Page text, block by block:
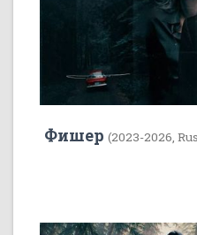
Фишер (2023-2026,